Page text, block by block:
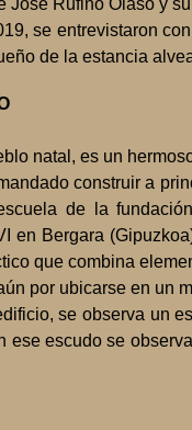
José Rufino Olaso y
se entrevistaron
de la estancia
natal, es un
construir a
de la
en Bergara
que combina
por ubicarse en un
se observa un
ese escudo se